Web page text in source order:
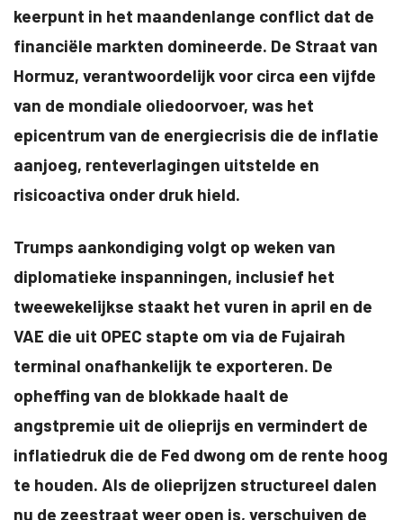
keerpunt in het maandenlange conflict dat de
financiële markten domineerde. De Straat van
Hormuz, verantwoordelijk voor circa een vijfde
van de mondiale oliedoorvoer, was het
epicentrum van de energiecrisis die de inflatie
aanjoeg, renteverlagingen uitstelde en
risicoactiva onder druk hield.
Trumps aankondiging volgt op weken van
diplomatieke inspanningen, inclusief het
tweewekelijkse staakt het vuren in april en de
VAE die uit OPEC stapte om via de Fujairah
terminal onafhankelijk te exporteren. De
opheffing van de blokkade haalt de
angstpremie uit de olieprijs en vermindert de
inflatiedruk die de Fed dwong om de rente hoog
te houden. Als de olieprijzen structureel dalen
nu de zeestraat weer open is, verschuiven de